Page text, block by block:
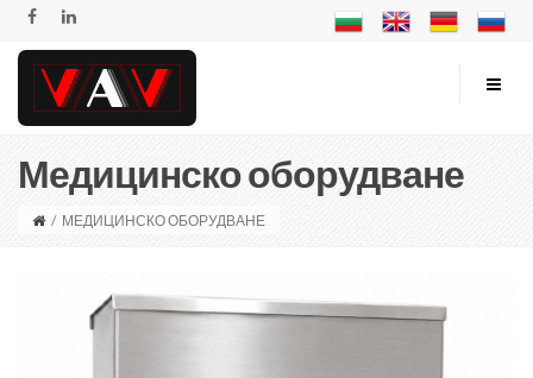
Медицинско оборудване
/ МЕДИЦИНСКО ОБОРУДВАНЕ